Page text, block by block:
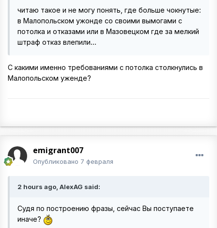
читаю такое и не могу понять, где больше чокнутые:
в Малопольском ужонде со своими вымогами с
потолка и отказами или в Мазовецком где за мелкий
штраф отказ влепили...
С какими именно требованиями с потолка столкнулись в
Малопольском уженде?
emigrant007
Опубликовано 7 февраля
2 hours ago, AlexAG said:
Судя по построению фразы, сейчас Вы поступаете
иначе?